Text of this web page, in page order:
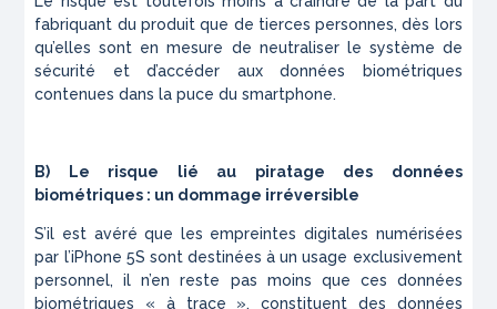
fabriquant du produit que de tierces personnes, dès lors
qu’elles sont en mesure de neutraliser le système de
sécurité et d’accéder aux données biométriques
contenues dans la puce du smartphone.
B) Le risque lié au piratage des données
biométriques : un dommage irréversible
S’il est avéré que les empreintes digitales numérisées
par l’iPhone 5S sont destinées à un usage exclusivement
personnel, il n’en reste pas moins que ces données
biométriques « à trace », constituent des données